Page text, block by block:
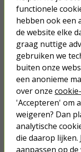
functionele
hebben ook een
de website elke
graag nuttige
gebruiken we
buiten onze
een anonieme
over onze
'Accepteren' om
weigeren? Dan
analytische
die daarop
aanpassen op